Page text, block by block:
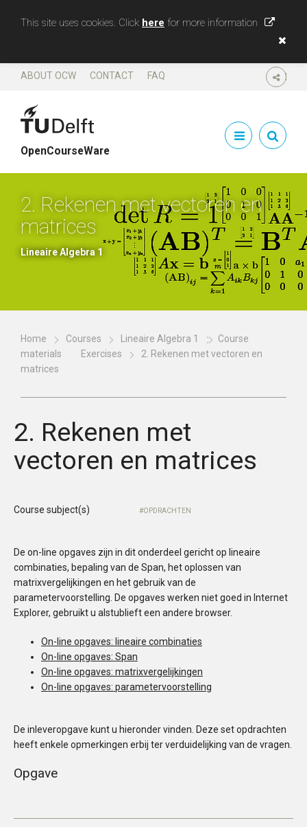
This site uses cookies. Click here for more information
SHARE
ABOUT OCW CONTACT FAQ
OpenCourseWare
2. Rekenen met vectoren en
matrices
Lineaire Algebra 1
Home Courses Lineaire Algebra 1
Course
materials
Exercises
2. Rekenen met vectoren en
matrices
2. Rekenen met
vectoren en matrices
Course subject(s) OPDRACHTEN
De on-line opgaves zijn in dit onderdeel gericht op lineaire
combinaties, bepaling van de Span, het oplossen van
matrixvergelijkingen en het gebruik van de
parametervoorstelling. De opgaves werken niet goed in Internet
Explorer, gebruikt u alstublieft een andere browser.
On-line opgaves: lineaire combinaties
On-line opgaves: Span
On-line opgaves: matrixvergelijkingen
On-line opgaves: parametervoorstelling
De inleveropgave kunt u hieronder vinden. Deze set opdrachten
heeft enkele opmerkingen erbij ter verduidelijking van de vragen.
Opgave